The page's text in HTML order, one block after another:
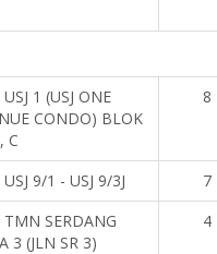
USJ 1 (USJ ONE
CONDO) BLOK
C
8
USJ 9/1 - USJ 9/3J 7
TMN SERDANG
3 (JLN SR 3)
4